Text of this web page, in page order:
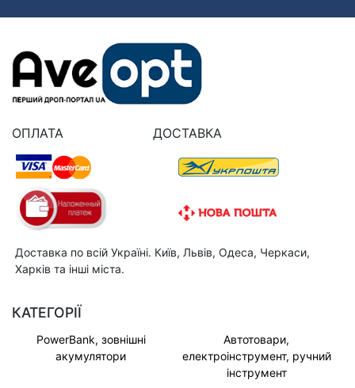
ОПЛАТА ДОСТАВКА
Доставка по всій Україні. Київ, Львів, Одеса, Черкаси,
Харків та інші міста.
КАТЕГОРІЇ
PowerBank, зовнішні
акумулятори
Автотовари,
електроінструмент, ручний
інструмент